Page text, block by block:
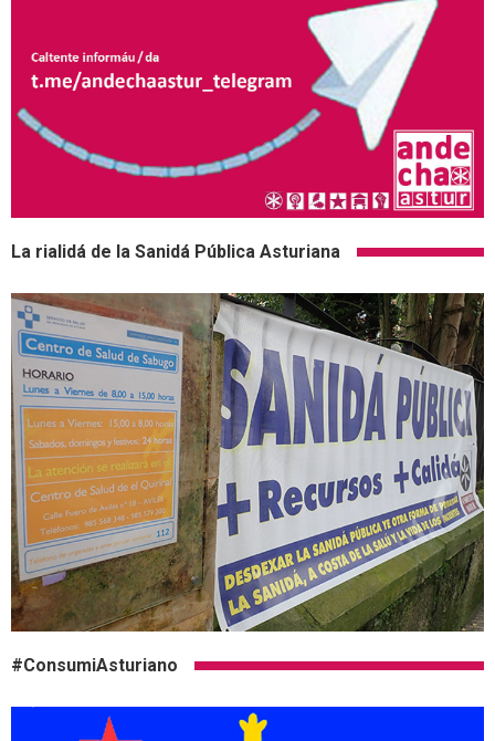
La rialidá de la Sanidá Pública Asturiana
#ConsumiAsturiano